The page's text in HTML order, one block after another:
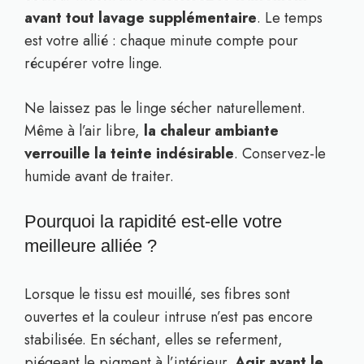
avant tout lavage supplémentaire. Le temps
est votre allié : chaque minute compte pour
récupérer votre linge.
Ne laissez pas le linge sécher naturellement.
Même à l’air libre, la chaleur ambiante
verrouille la teinte indésirable. Conservez-le
humide avant de traiter.
Pourquoi la rapidité est-elle votre
meilleure alliée ?
Lorsque le tissu est mouillé, ses fibres sont
ouvertes et la couleur intruse n’est pas encore
stabilisée. En séchant, elles se referment,